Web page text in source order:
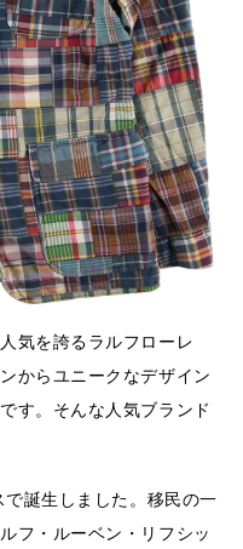
気を誇るラルフローレ
からユニークなデザイン
す。そんな人気ブランド
誕生しました。移民の一
フ・ルーベン・リフシッ